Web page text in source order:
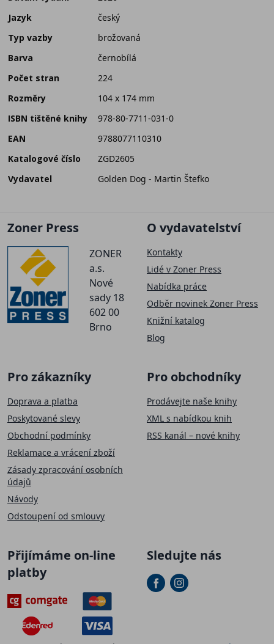
Jazyk
český
Typ vazby
brožovaná
Barva
černobílá
Počet stran
224
Rozměry
104 x 174 mm
ISBN tištěné knihy
978-80-7711-031-0
EAN
9788077110310
Katalogové číslo
ZGD2605
Vydavatel
Golden Dog - Martin Štefko
Zoner Press
ZONER
a.s.
Nové
sady 18
602 00
Brno
O vydavatelství
Kontakty
Lidé v Zoner Press
Nabídka práce
Odběr novinek Zoner Press
Knižní katalog
Blog
Pro zákazníky
Doprava a platba
Poskytované slevy
Obchodní podmínky
Reklamace a vrácení zboží
Zásady zpracování osobních
údajů
Návody
Odstoupení od smlouvy
Pro obchodníky
Prodávejte naše knihy
XML s nabídkou knih
RSS kanál – nové knihy
Přijímáme on-line
platby
Sledujte nás